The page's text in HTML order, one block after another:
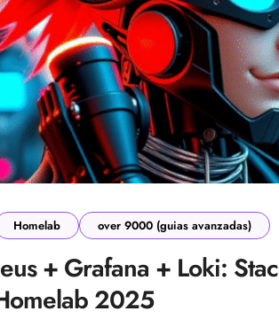
Homelab over 9000 (guias avanzadas)
+ Grafana + Loki:
2025